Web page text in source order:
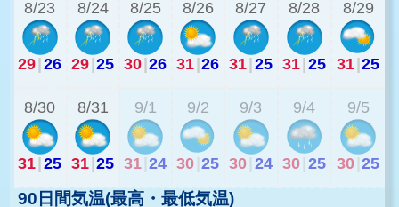
8/23
29|26
8/24
29|25
8/25
30|26
8/26
31|26
8/27
31|25
8/28
31|25
8/29
31|25
8/30
31|25
8/31
31|25
9/1
31 24
9/2
30 25
9/3
30 24
9/4
30 25
9/5
30 25
90日間気温(最高・最低気温)